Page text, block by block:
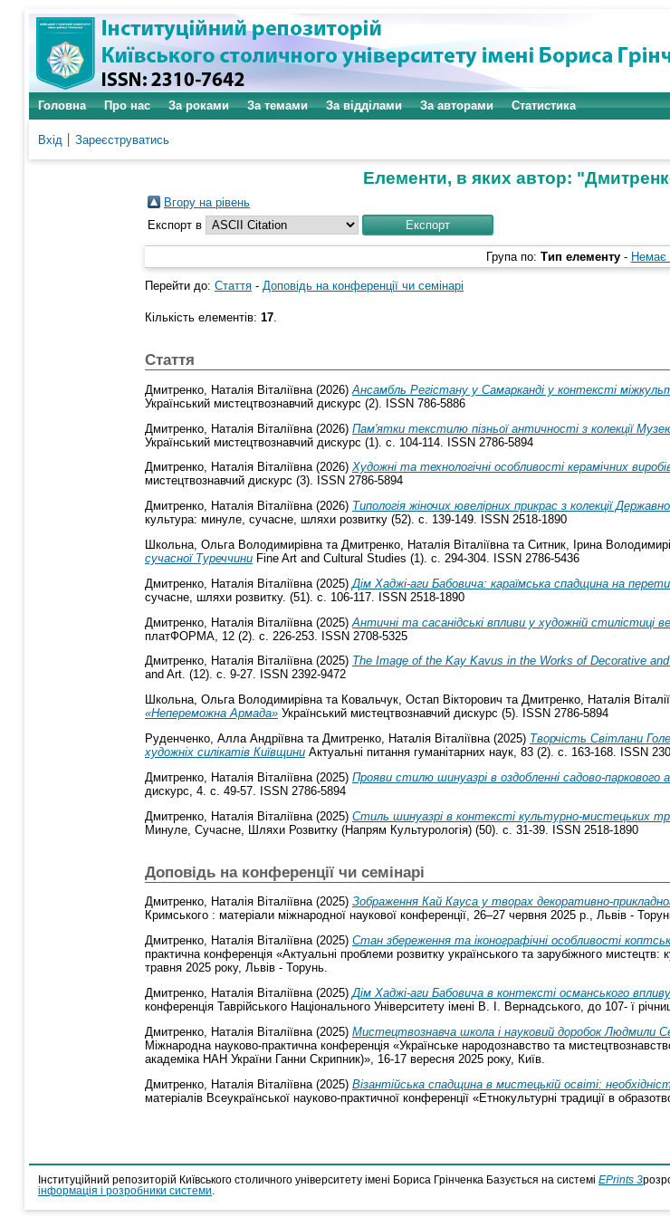
Головна Про нас За роками За темами За відділами За авторами Статистика
Вхід Зареєструватись
Елементи, в яких автор: "
Вгору на рівень
Експорт в
Група по: Тип елементу - Немає
Перейти до: Стаття - Доповідь на конференції чи семінарі
Кількість елементів: 17.
Стаття
Дмитренко, Наталія Віталіївна (2026) Ансамбль Регістану у Самарканді у контексті
Український мистецтвознавчий дискурс (2). ISSN 786-5886
Дмитренко, Наталія Віталіївна (2026) Пам'ятки текстилю пізньої античності з колекції
Український мистецтвознавчий дискурс (1). с. 104-114. ISSN 2786-5894
Дмитренко, Наталія Віталіївна(2026) Художні та технологічні особливості керамічних
мистецтвознавчий дискурс (3). ISSN 2786-5894
Дмитренко, Наталія Віталіївна(2026) Типологія жіночих ювелірних прикрас з колекції
культура: минуле, сучасне, шляхи розвитку (52). с. 139-149. ISSN 2518-1890
Школьна, Ольга Володимирівна та Дмитренко, Наталія Віталіївна та Ситник, Ірина
сучасної Туреччини Fine Art and Cultural Studies (1). с. 294-304. ISSN 2786-5436
Дмитренко, Наталія Віталіївна (2025) Дім Хаджі-аги Бабовича: караїмська спадщина на
сучасне, шляхи розвитку. (51). с. 106-117. ISSN 2518-1890
Дмитренко, Наталія Віталіївна (2025) Античні та сасанідські впливи у художній стилістиці
платФОРМА, 12 (2). с. 226-253. ISSN 2708-5325
Дмитренко, Наталія Віталіївна(2025) The Image of the Kay Kavus in the Works of Decorative
and Art. (12). с. 9-27. ISSN 2392-9472
Школьна, Ольга Володимирівната Ковальчук, Остап Вікторович та Дмитренко, Наталія
«Непереможна Армада» Український мистецтвознавчий дискурс (5). ISSN 2786-5894
Руденченко, Алла Андріївна та Дмитренко, Наталія Віталіївна (2025) Творчість Світлани
художніх силікатів Київщини Актуальнi питання гуманiтарних наук, 83 (2). с. 163-168. ISSN
Дмитренко, Наталія Віталіївна (2025) Прояви стилю шинуазрі в оздобленні садово-
дискурс, 4. с. 49-57. ISSN 2786-5894
Дмитренко, Наталія Віталіївна (2025) Стиль шинуазрі в контексті культурно-мистецьких
Минуле, Сучасне, Шляхи Розвитку (Напрям Культурологія) (50). с. 31-39. ISSN 2518-1890
Доповідь на конференції чи семінарі
Дмитренко, Наталія Віталіївна(2025) Зображення Кай Кауса у творах декоративно-
Кримського : матеріали міжнародної наукової конференції, 26–27 червня 2025 р., Львів -
Дмитренко, Наталія Віталіївна(2025) Стан збереження та іконографічні особливості
практична конференція «Актуальні проблеми розвитку українського та зарубіжного мистецтв:
травня 2025 року, Львів - Торунь.
Дмитренко, Наталія Віталіївна (2025) Дім Хаджі-аги Бабовича в контексті османського
конференція Таврійського Національного Університету імені В. І. Вернадського, до 107- ї
Дмитренко, Наталія Віталіївна (2025) Мистецтвознавча школа і науковий доробок Людмили
Міжнародна науково-практична конференція «Українське народознавство та
академіка НАН України Ганни Скрипник)», 16-17 вересня 2025 року, Київ.
Дмитренко, Наталія Віталіївна (2025) Візантійська спадщина в мистецькій освіті:
матеріалів Всеукраїнської науково-практичної конференції «Етнокультурні традиції в
Інституційний репозиторій Київського столичного університету імені Бориса Грінченка Базується на системі EPrints 3
інформація і розробники системи